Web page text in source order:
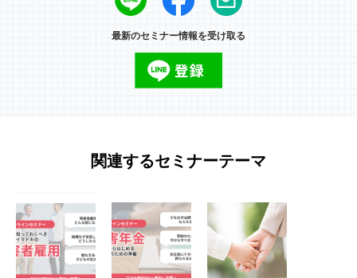
最新のセミナー情報を受け取る
関連するセミナーテーマ